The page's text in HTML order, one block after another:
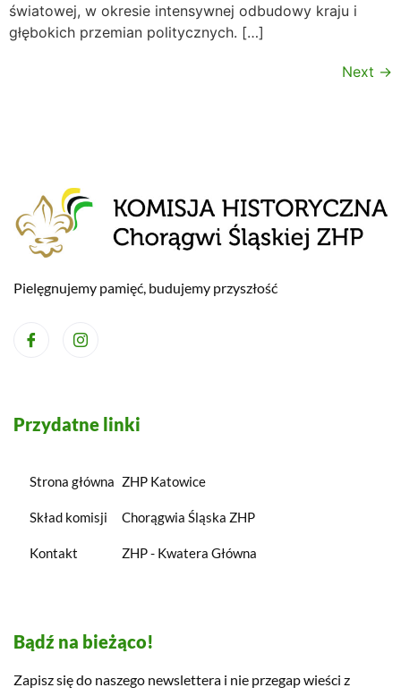
światowej, w okresie intensywnej odbudowy kraju i
głębokich przemian politycznych. […]
Next →
Pielęgnujemy pamięć, budujemy przyszłość
Przydatne linki
Strona główna
Skład komisji
Kontakt
ZHP Katowice
Chorągwia Śląska ZHP
ZHP - Kwatera Główna
Bądź na bieżąco!
Zapisz się do naszego newslettera i nie przegap wieści z